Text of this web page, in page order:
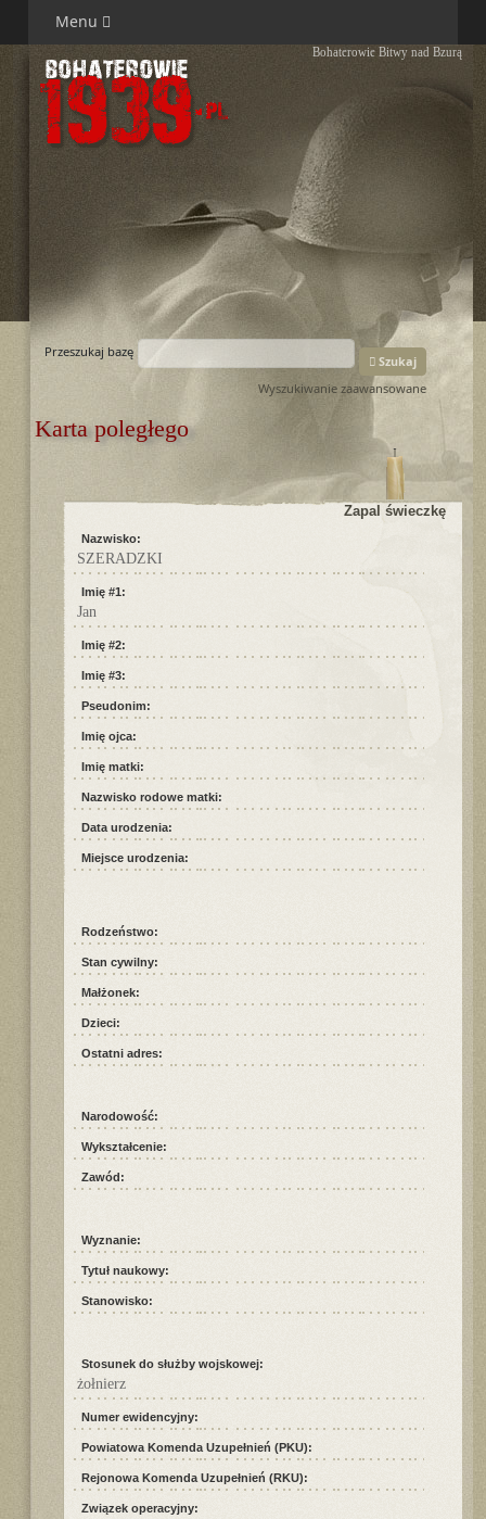
Menu
Bohaterowie Bitwy nad Bzurą
Przeszukaj bazę
Szukaj
Wyszukiwanie zaawansowane
Karta poległego
Zapal świeczkę
Nazwisko:
SZERADZKI
Imię #1:
Jan
Imię #2:
Imię #3:
Pseudonim:
Imię ojca:
Imię matki:
Nazwisko rodowe matki:
Data urodzenia:
Miejsce urodzenia:
Rodzeństwo:
Stan cywilny:
Małżonek:
Dzieci:
Ostatni adres:
Narodowość:
Wykształcenie:
Zawód:
Wyznanie:
Tytuł naukowy:
Stanowisko:
Stosunek do służby wojskowej:
żołnierz
Numer ewidencyjny:
Powiatowa Komenda Uzupełnień (PKU):
Rejonowa Komenda Uzupełnień (RKU):
Związek operacyjny: